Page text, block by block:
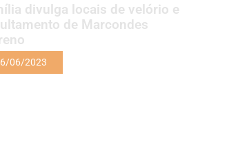
divulga locais de velório e
de Marcondes
06/2023